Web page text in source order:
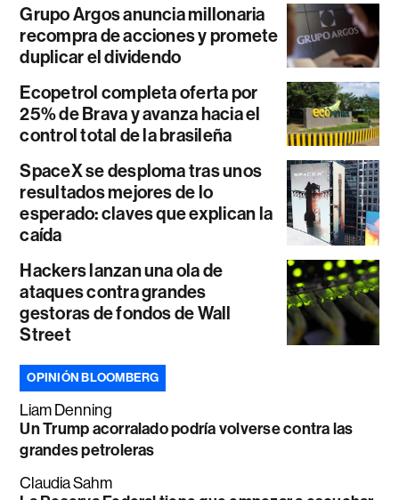
Grupo Argos anuncia millonaria
recompra de acciones y promete
duplicar el dividendo
Ecopetrol completa oferta por
25% de Brava y avanza hacia el
control total de la brasileña
SpaceX se desploma tras unos
resultados mejores de lo
esperado: claves que explican la
caída
Hackers lanzan una ola de
ataques contra grandes
gestoras de fondos de Wall
Street
OPINIÓN BLOOMBERG
Liam Denning
Un Trump acorralado podría volverse contra las
grandes petroleras
Claudia Sahm